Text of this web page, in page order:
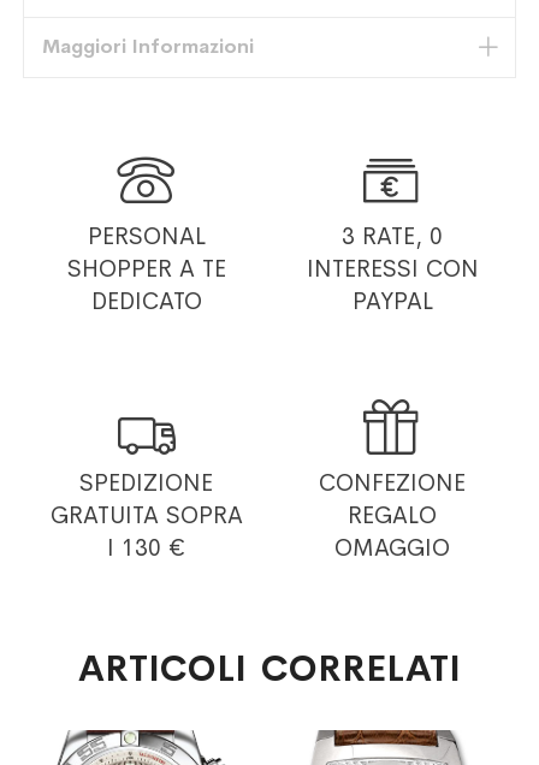
Maggiori Informazioni

PERSONAL
SHOPPER A TE
DEDICATO

3 RATE, 0
INTERESSI CON
PAYPAL

SPEDIZIONE
GRATUITA SOPRA
I 130 €

CONFEZIONE
REGALO
OMAGGIO
ARTICOLI CORRELATI